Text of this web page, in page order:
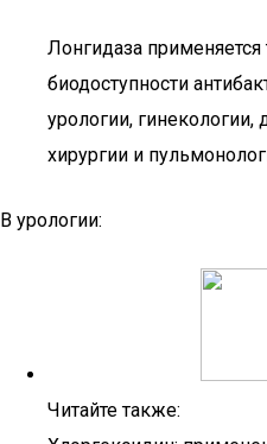
Лонгидаза
биодоступности
урологии, гинекологии,
хирургии и
В урологии:
Читайте также: